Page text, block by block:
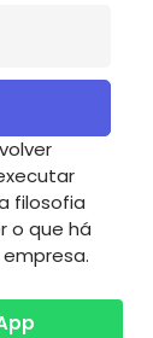
filosofia
o que há